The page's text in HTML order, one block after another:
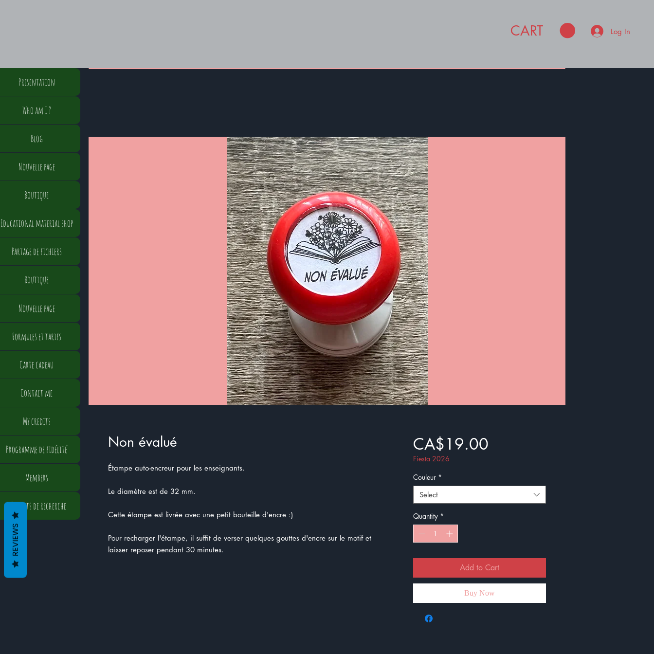
CART Log In
Non évalué
Étampe auto-encreur pour les enseignants.
Le diamètre est de 32 mm.
Cette étampe est livrée avec une petit bouteille d'encre :)
Pour recharger l'étampe, il suffit de verser quelques gouttes d'encre sur le motif et
laisser reposer pendant 30 minutes.
CA$19.00Price
Fiesta 2026
Couleur *
Select
Quantity *
Add to Cart
Buy Now
Presentation
Who am I ?
Blog
Nouvelle page
Boutique
Educational material shop
Partage de fichiers
Boutique
Nouvelle page
Formules et tarifs
Carte cadeau
Contact me
My credits
Programme de fidélité
Members
Résultats de recherche
REVIEWS